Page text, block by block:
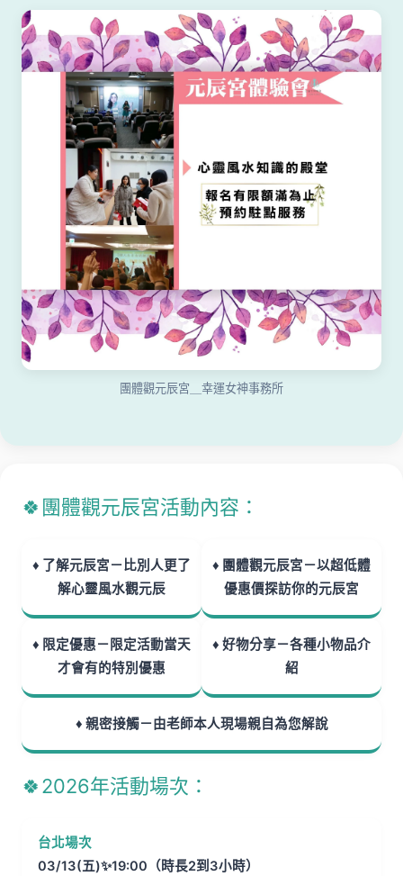
團體觀元辰宮＿幸運女神事務所
🍀團體觀元辰宮活動內容：
♦️ 了解元辰宮－比別人更了
解心靈風水觀元辰
♦️ 團體觀元辰宮－以超低體
優惠價探訪你的元辰宮
♦️ 限定優惠－限定活動當天
才會有的特別優惠
♦️ 好物分享－各種小物品介
紹
♦️ 親密接觸－由老師本人現場親自為您解說
🍀2026年活動場次：
台北場次
03/13(五)✨19:00（時長2到3小時）